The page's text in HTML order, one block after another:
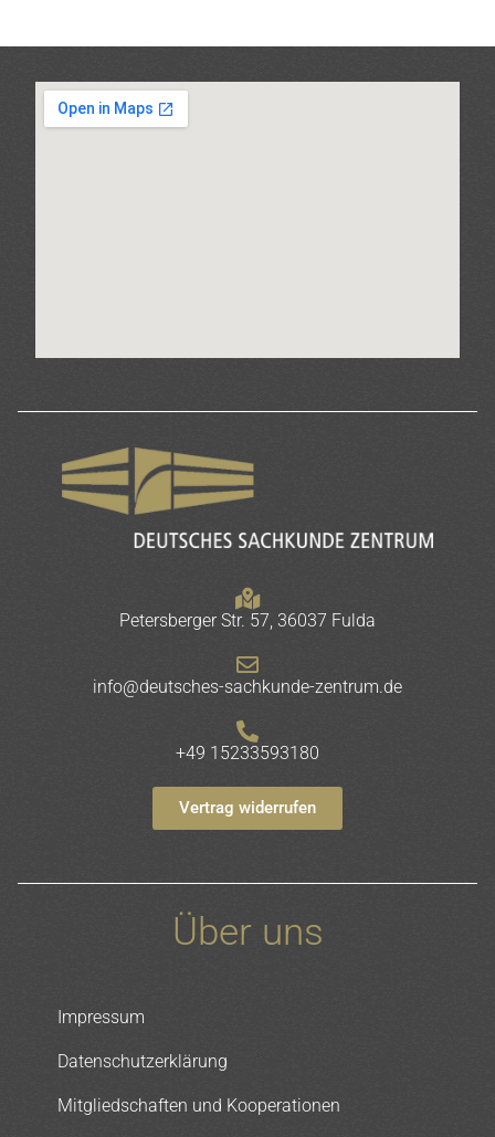
Petersberger Str. 57, 36037 Fulda
info@deutsches-sachkunde-zentrum.de
+49 15233593180
Vertrag widerrufen
Über uns
Impressum
Datenschutzerklärung
Mitgliedschaften und Kooperationen